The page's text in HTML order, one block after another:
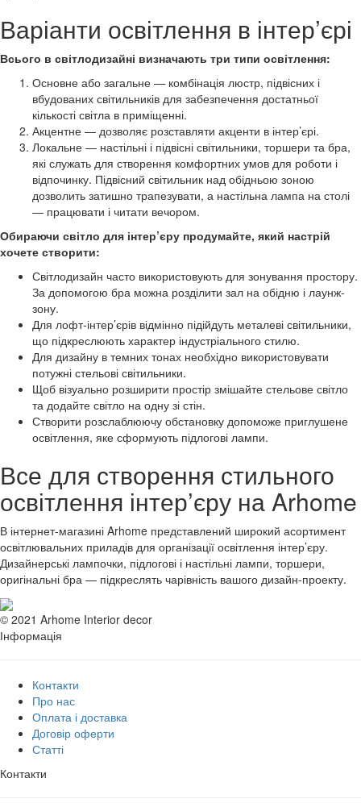
Варіанти освітлення в інтер’єрі
Всього в світлодизайні визначають три типи освітлення:
Основне або загальне — комбінація люстр, підвісних і
вбудованих світильників для забезпечення достатньої
кількості світла в приміщенні.
Акцентне — дозволяє розставляти акценти в інтер’єрі.
Локальне — настільні і підвісні світильники, торшери та бра,
які служать для створення комфортних умов для роботи і
відпочинку. Підвісний світильник над обідньою зоною
дозволить затишно трапезувати, а настільна лампа на столі
— працювати і читати вечором.
Обираючи світло для інтер’єру продумайте, який настрій
хочете створити:
Світлодизайн часто використовують для зонування простору.
За допомогою бра можна розділити зал на обідню і лаунж-
зону.
Для лофт-інтер’єрів відмінно підійдуть металеві світильники,
що підкреслюють характер індустріального стилю.
Для дизайну в темних тонах необхідно використовувати
потужні стельові світильники.
Щоб візуально розширити простір змішайте стельове світло
та додайте світло на одну зі стін.
Створити розслаблюючу обстановку допоможе приглушене
освітлення, яке сформують підлогові лампи.
Все для створення стильного
освітлення інтер’єру на Arhome
В інтернет-магазині Arhome представлений широкий асортимент
освітлювальних приладів для організації освітлення інтер’єру.
Дизайнерські лампочки, підлогові і настільні лампи, торшери,
оригінальні бра — підкреслять чарівність вашого дизайн-проекту.
© 2021 Arhome Interior decor
Інформація
Контакти
Про нас
Оплата і доставка
Договір оферти
Статті
Контакти